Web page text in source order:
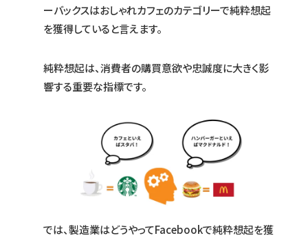
ーバックスはおしゃれカフェのカテゴリーで純粋想起
を獲得していると言えます。
純粋想起は、消費者の購買意欲や忠誠度に大きく影
響する重要な指標です。
では、製造業はどうやってFacebookで純粋想起を獲